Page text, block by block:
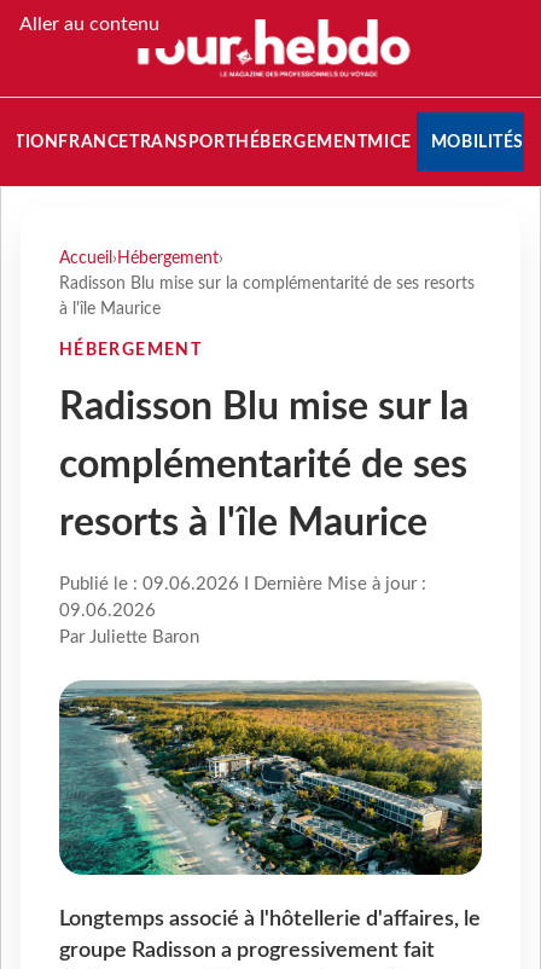
Aller au contenu
FRANCETRANSPORT HÉBERGEMENTMICE MOBILITÉS
Accueil › Hébergement›
Radisson Blu mise sur la complémentarité de ses resorts
à l'île Maurice
HÉBERGEMENT
Radisson Blu mise sur la
complémentarité de ses
resorts à l'île Maurice
Publié le : 09.06.2026 I Dernière Mise à jour :
09.06.2026
Par Juliette Baron
Longtemps associé à l'hôtellerie d'affaires, le
groupe Radisson a progressivement fait